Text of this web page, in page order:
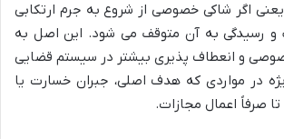
اگر شاکی خصوصی از شروع به جرم ارتکابی
رسیدگی به آن متوقف می شود. این اصل به
و انعطاف پذیری بیشتر در سیستم قضایی
در مواردی که هدف اصلی، جبران خسارت یا
صرفاً اعمال مجازات.